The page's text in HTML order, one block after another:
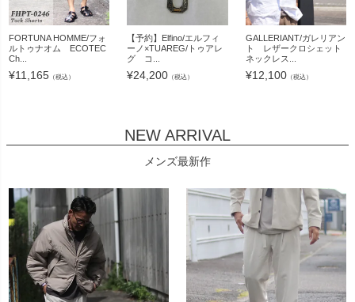
FORTUNA HOMME/フォ
ルトゥナオム ECOTEC
Ch...
¥11,165 （税込）
【予約】Elfino/エルフィ
ーノ×TUAREG/トゥアレ
グ コ...
¥24,200 （税込）
GALLERIANT/ガレリアン
ト レザークロシェット
ネックレス...
¥12,100（税込）
NEW ARRIVAL
メンズ最新作